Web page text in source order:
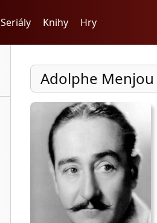
Seriály Knihy Hry
Adolphe Menjou